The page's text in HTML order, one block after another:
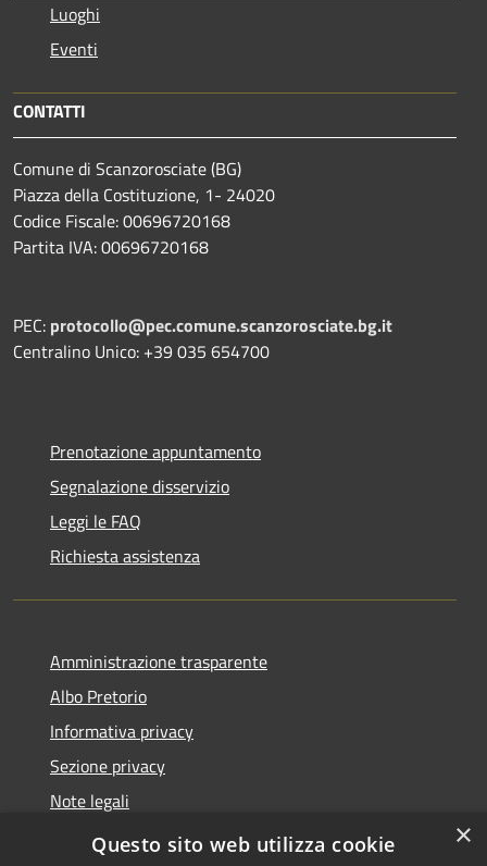
Luoghi
Eventi
CONTATTI
Comune di Scanzorosciate (BG)
Piazza della Costituzione, 1- 24020
Codice Fiscale: 00696720168
Partita IVA: 00696720168
PEC: protocollo@pec.comune.scanzorosciate.bg.it
Centralino Unico: +39 035 654700
Prenotazione appuntamento
Segnalazione disservizio
Leggi le FAQ
Richiesta assistenza
Amministrazione trasparente
Albo Pretorio
Informativa privacy
Sezione privacy
Note legali
Dichiarazione di accessibilità
×
Questo sito web utilizza cookie